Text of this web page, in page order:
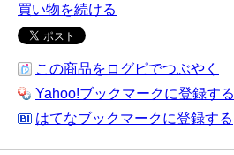
買い物を続ける
この商品をログピでつぶやく
Yahoo!ブックマークに登録する
はてなブックマークに登録する